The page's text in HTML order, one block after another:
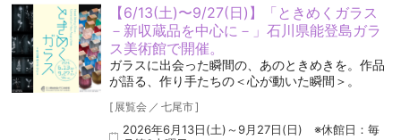
【6/13(土)〜9/27(日)】「ときめくガラス
－新収蔵品を中心に－」石川県能登島ガラ
ス美術館で開催。
ガラスに出会った瞬間の、あのときめきを。作品
が語る、作り手たちの＜心が動いた瞬間＞。
[ 展覧会 ／ 七尾市]
2026年6月13日(土)～9月27日(日) ※休館日：毎